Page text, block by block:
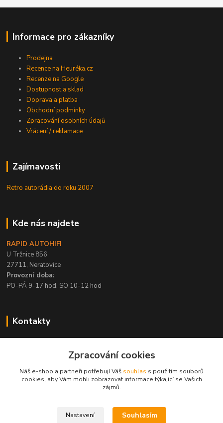
Informace pro zákazníky
Prodejna
Recence na Heuréka.cz
Recenze na Google
Dostupnost a sklad
Doprava a platba
Obchodní podmínky
Zpracování osobních údajů
Vrácení / reklamace
Zajímavosti
Retro autorádia do roku 2007
Kde nás najdete
RAPID AUTOHIFI
U Tržnice 856
27711, Neratovice
Provozní doba:
PO-PÁ 9-17 hod, SO 10-12 hod
Kontakty
PO-PÁ / 9-17 hod, SO 10-12 hod
info@rapid-autohifi.com
Zpracování cookies
Náš e-shop a partneři potřebují Váš souhlas s použitím souborů
cookies, aby Vám mohli zobrazovat informace týkající se Vašich
zájmů.
Nastavení Souhlasím